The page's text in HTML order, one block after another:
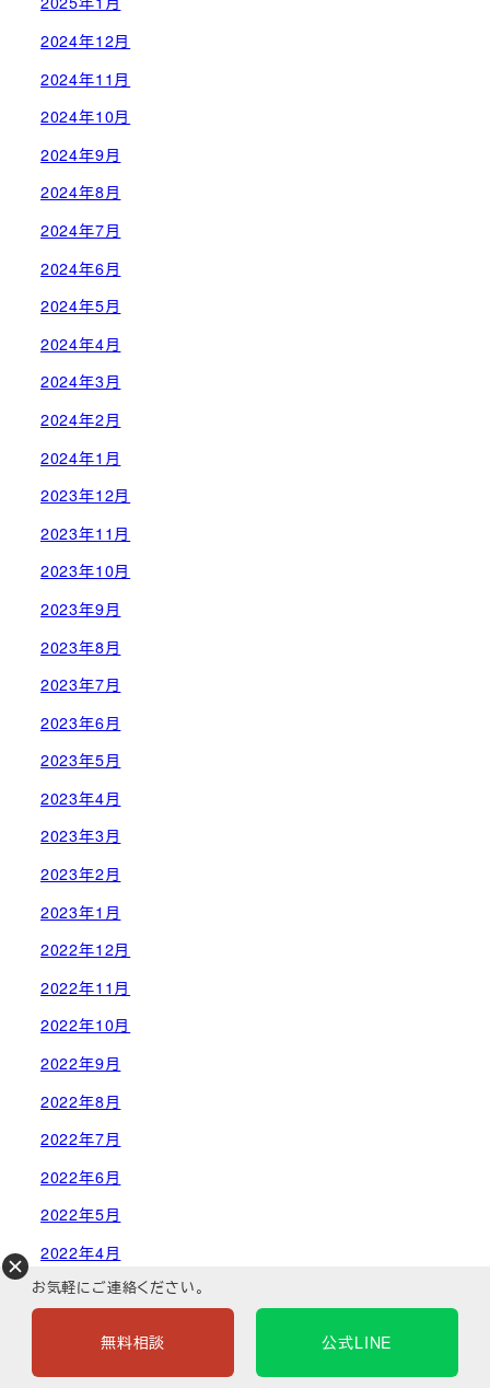
2024年12月
2024年11月
2024年10月
2024年9月
2024年8月
2024年7月
2024年6月
2024年5月
2024年4月
2024年3月
2024年2月
2024年1月
2023年12月
2023年11月
2023年10月
2023年9月
2023年8月
2023年7月
2023年6月
2023年5月
2023年4月
2023年3月
2023年2月
2023年1月
2022年12月
2022年11月
2022年10月
2022年9月
2022年8月
2022年7月
2022年6月
2022年5月
2022年4月
2022年3月
お気軽にご連絡ください。
無料相談 公式LINE